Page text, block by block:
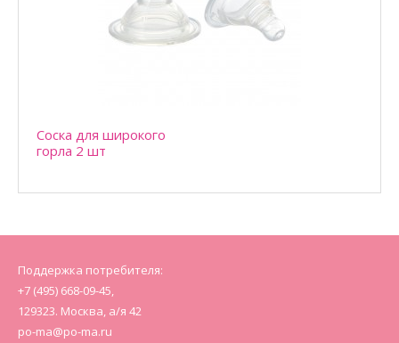
Соска с медленным потоком для бутылочек с классическим
горлом, выполнена из силикона. Идеально..
Соска для широкого
горла 2 шт
Поддержка потребителя:
+7 (495) 668-09-45,
129323. Москва, а/я 42
po-ma@po-ma.ru